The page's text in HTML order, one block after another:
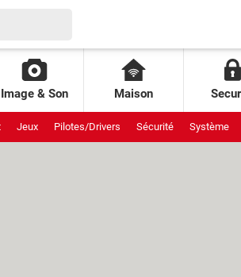
Image & Son Maison
Jeux Pilotes/Drivers Sécurité Système